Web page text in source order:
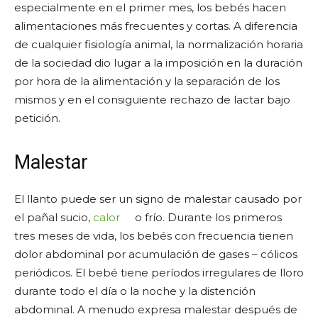
especialmente en el primer mes, los bebés hacen
alimentaciones más frecuentes y cortas. A diferencia
de cualquier fisiología animal, la normalización horaria
de la sociedad dio lugar a la imposición en la duración
por hora de la alimentación y la separación de los
mismos y en el consiguiente rechazo de lactar bajo
petición.
Malestar
El llanto puede ser un signo de malestar causado por
el pañal sucio, calor
o frío. Durante los primeros
tres meses de vida, los bebés con frecuencia tienen
dolor abdominal por acumulación de gases – cólicos
periódicos. El bebé tiene períodos irregulares de lloro
durante todo el día o la noche y la distención
abdominal. A menudo expresa malestar después de